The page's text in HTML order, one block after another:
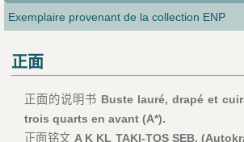
Exemplaire provenant de la collection ENP
正面
正面的说明书 Buste lauré, drapé et
trois quarts en avant (A*).
正面铭文 A K KL TAKI-TOS SEB,